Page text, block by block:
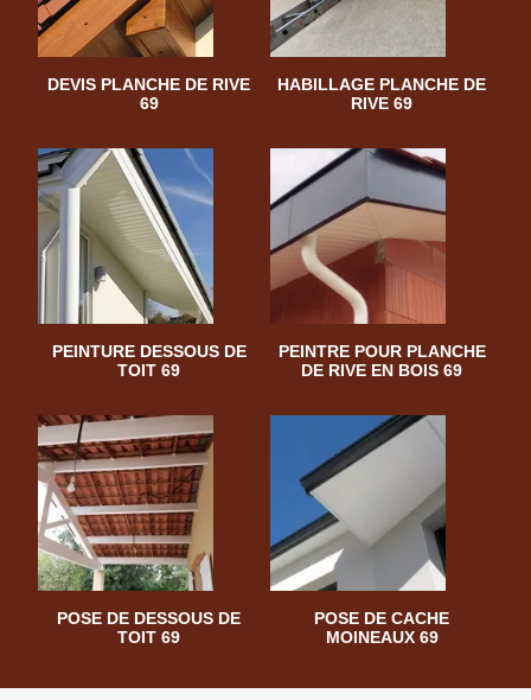
DEVIS PLANCHE DE RIVE
69
HABILLAGE PLANCHE DE
RIVE 69
PEINTURE DESSOUS DE
TOIT 69
PEINTRE POUR PLANCHE
DE RIVE EN BOIS 69
POSE DE DESSOUS DE
TOIT 69
POSE DE CACHE
MOINEAUX 69